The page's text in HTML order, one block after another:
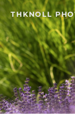
Skip
to
content
THKNOLL